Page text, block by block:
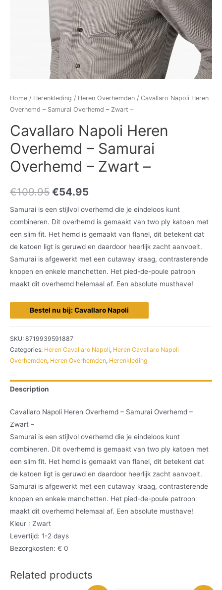
Home / Herenkleding / Heren Overhemden / Cavallaro Napoli Heren
Overhemd – Samurai Overhemd – Zwart –
Cavallaro Napoli Heren
Overhemd – Samurai
Overhemd – Zwart –
€109.95 €54.95
Samurai is een stijlvol overhemd die je eindeloos kunt
combineren. Dit overhemd is gemaakt van two ply katoen met
een slim fit. Het hemd is gemaakt van flanel, dit betekent dat
de katoen ligt is geruwd en daardoor heerlijk zacht aanvoelt.
Samurai is afgewerkt met een cutaway kraag, contrasterende
knopen en enkele manchetten. Het pied-de-poule patroon
maakt dit overhemd helemaal af. Een absolute musthave!
Bestel nu bij: Cavallaro Napoli
SKU: 8719939591887
Categories: Heren Cavallaro Napoli, Heren Cavallaro Napoli
Overhemden, Heren Overhemden, Herenkleding
Description
Cavallaro Napoli Heren Overhemd – Samurai Overhemd –
Zwart –
Samurai is een stijlvol overhemd die je eindeloos kunt
combineren. Dit overhemd is gemaakt van two ply katoen met
een slim fit. Het hemd is gemaakt van flanel, dit betekent dat
de katoen ligt is geruwd en daardoor heerlijk zacht aanvoelt.
Samurai is afgewerkt met een cutaway kraag, contrasterende
knopen en enkele manchetten. Het pied-de-poule patroon
maakt dit overhemd helemaal af. Een absolute musthave!
Kleur : Zwart
Levertijd: 1-2 days
Bezorgkosten: € 0
Related products